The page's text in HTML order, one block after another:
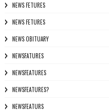
NEWS FETURES
NEWS FETURES
NEWS OBITUARY
NEWSFATURES
NEWSFEATURES
NEWSFEATURES?
NEWSFEATURS